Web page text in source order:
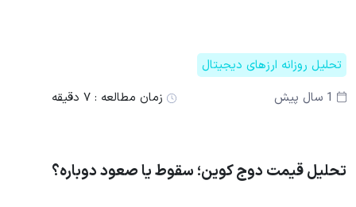
تحلیل روزانه ارزهای دیجیتال
1 سال پیش
زمان مطالعه : ۷ دقیقه
تحلیل قیمت دوج کوین؛ سقوط یا صعود دوباره؟